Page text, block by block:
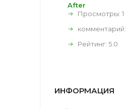
After
Просмотры: 1
комментарий:
Рейтинг: 5.0
ИНФОРМАЦИЯ